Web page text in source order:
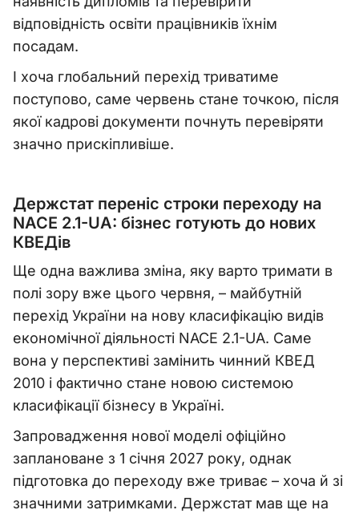
відповідність освіти працівників їхнім
посадам.
І хоча глобальний перехід триватиме
поступово, саме червень стане точкою, після
якої кадрові документи почнуть перевіряти
значно прискіпливіше.
Держстат переніс строки переходу на
NACE 2.1-UA: бізнес готують до нових
КВЕДів
Ще одна важлива зміна, яку варто тримати в
полі зору вже цього червня, – майбутній
перехід України на нову класифікацію видів
економічної діяльності NACE 2.1-UA. Саме
вона у перспективі замінить чинний КВЕД
2010 і фактично стане новою системою
класифікації бізнесу в Україні.
Запровадження нової моделі офіційно
заплановане з 1 січня 2027 року, однак
підготовка до переходу вже триває – хоча й зі
значними затримками. Держстат мав ще на